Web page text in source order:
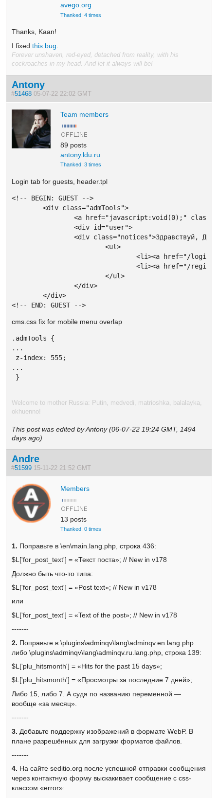
avego.org
Thanked: 4 times
Thanks, Kaan!
I fixedthis bug
Forever unshaven, red-eyed, detached from reality, with his
cockroaches in my head. And let it always will be!
Antony
#51468 05-07-22 22:02 GMT
Team members
89 posts
antony.ldu.ru
Thanked: 3 times
Login tab for guests, header.tpl
<!-- BEGIN: GUEST -->
	<div class="admTools">
		<a href="javascript:void(0);" class="openTools"><i class="ic-heart"></i></a>
		<div id="user">
		<div class="notices">Здравствуй, Друг! Выбери:</div>
			<ul>
				<li><a href="/login">Вход</a></li>
				<li><a href="/register">Регистрация</a></li>
			</ul>
		</div>
	</div>
<!-- END: GUEST -->
cms.css fix for mobile menu overlap
.admTools {
...
z-index: 555;
...
}
Welcome to mother Russia: Putin, medvedi, matrioshka, balalayka,
okhuenno!
This post was edited by Antony (06-07-22 19:24 GMT, 1494
days ago)
Andre
#51599 15-11-22 21:52 GMT
Members
13 posts
Thanked: 0 times
1. Поправьте в \en\main.lang.php, строка 436:
$L['for_post_text'] = «Текст поста»; // New in v178
Должно быть что-то типа:
$L['for_post_text'] = «Post text»; // New in v178
или
$L['for_post_text'] = «Text of the post»; // New in v178
-------
2. Поправьте в \plugins\adminqv\lang\adminqv.en.lang.php
либо \plugins\adminqv\lang\adminqv.ru.lang.php, строка 139:
$L['plu_hitsmonth'] = «Hits for the past 15 days»;
$L['plu_hitsmonth'] = «Просмотры за последние 7 дней»;
Либо 15, либо 7. А судя по названию переменной —
вообще «за месяц».
-------
3. Добавьте поддержку изображений в формате WebP. В
плане разрешённых для загрузки форматов файлов.
-------
4. На сайте seditio.org после успешной отправки сообщения
через контактную форму выскакивает сообщение с css-
классом «error»: